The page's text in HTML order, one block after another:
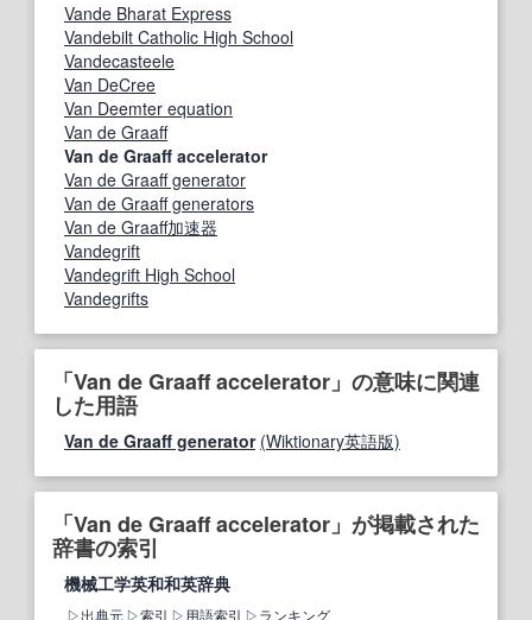
Vande Bharat Express
Vandebilt Catholic High School
Vandecasteele
Van DeCree
Van Deemter equation
Van de Graaff
Van de Graaff accelerator
Van de Graaff generator
Van de Graaff generators
Van de Graaff加速器
Vandegrift
Vandegrift High School
Vandegrifts
「Van de Graaff accelerator」の意味に関連
した用語
Van de Graaff generator (Wiktionary英語版)
「Van de Graaff accelerator」が掲載された
辞書の索引
機械工学英和和英辞典
出典元 索引 用語索引 ランキング